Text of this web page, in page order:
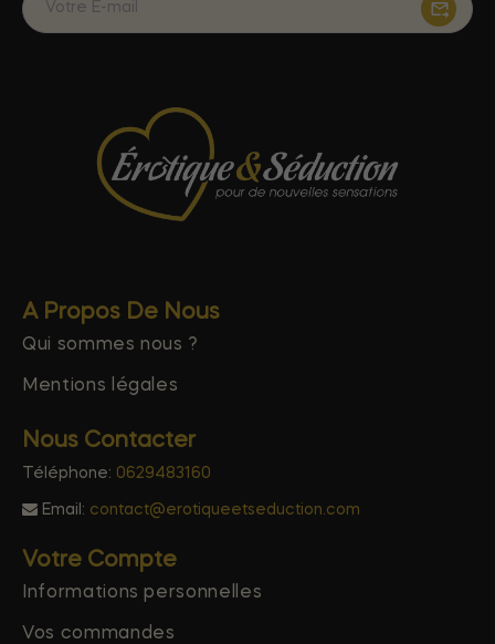
A Propos De Nous
Qui sommes nous ?
Mentions légales
Nous Contacter
Téléphone: 0629483160
Email: contact@erotiqueetseduction.com
Votre Compte
Informations personnelles
Vos commandes